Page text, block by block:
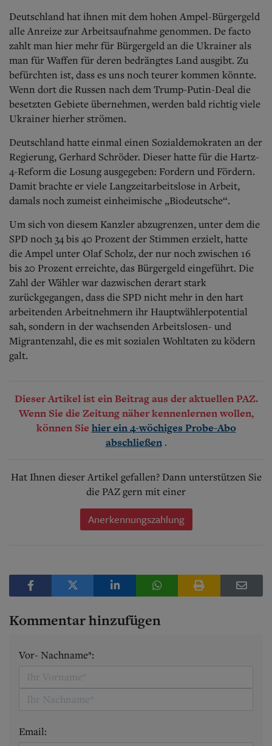
Deutschland hat ihnen mit dem hohen Ampel-Bürgergeld
alle Anreize zur Arbeitsaufnahme genommen. De facto
zahlt man hier mehr für Bürgergeld an die Ukrainer als
man für Waffen für deren bedrängtes Land ausgibt. Zu
befürchten ist, dass es uns noch teurer kommen könnte.
Wenn dort die Russen nach dem Trump-Putin-Deal die
besetzten Gebiete übernehmen, werden bald richtig viele
Ukrainer hierher strömen.
Deutschland hatte einmal einen Sozialdemokraten an der
Regierung, Gerhard Schröder. Dieser hatte für die Hartz-
4-Reform die Losung ausgegeben: Fordern und Fördern.
Damit brachte er viele Langzeitarbeitslose in Arbeit,
damals noch zumeist einheimische „Biodeutsche“.
Um sich von diesem Kanzler abzugrenzen, unter dem die
SPD noch 34 bis 40 Prozent der Stimmen erzielt, hatte
die Ampel unter Olaf Scholz, der nur noch zwischen 16
bis 20 Prozent erreichte, das Bürgergeld eingeführt. Die
Zahl der Wähler war dazwischen derart stark
zurückgegangen, dass die SPD nicht mehr in den hart
arbeitenden Arbeitnehmern ihr Hauptwählerpotential
sah, sondern in der wachsenden Arbeitslosen- und
Migrantenzahl, die es mit sozialen Wohltaten zu ködern
galt.
Dieser Artikel ist ein Beitrag aus der aktuellen PAZ.
Wenn Sie die Zeitung näher kennenlernen wollen,
können Sie hier ein 4-wöchiges Probe-Abo
abschließen .
Hat Ihnen dieser Artikel gefallen? Dann unterstützen Sie
die PAZ gern mit einer
Anerkennungszahlung
Kommentar hinzufügen
Vor- Nachname*:
Email: